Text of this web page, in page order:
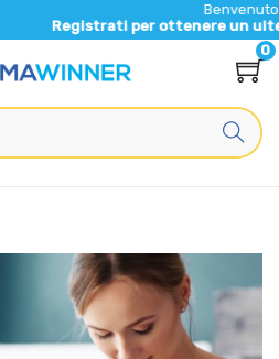
Benvenuto nel
Registrati per ottenere un ulteriore
0